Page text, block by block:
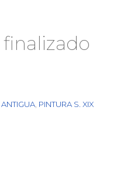
finalizado
, PINTURA S. XIX